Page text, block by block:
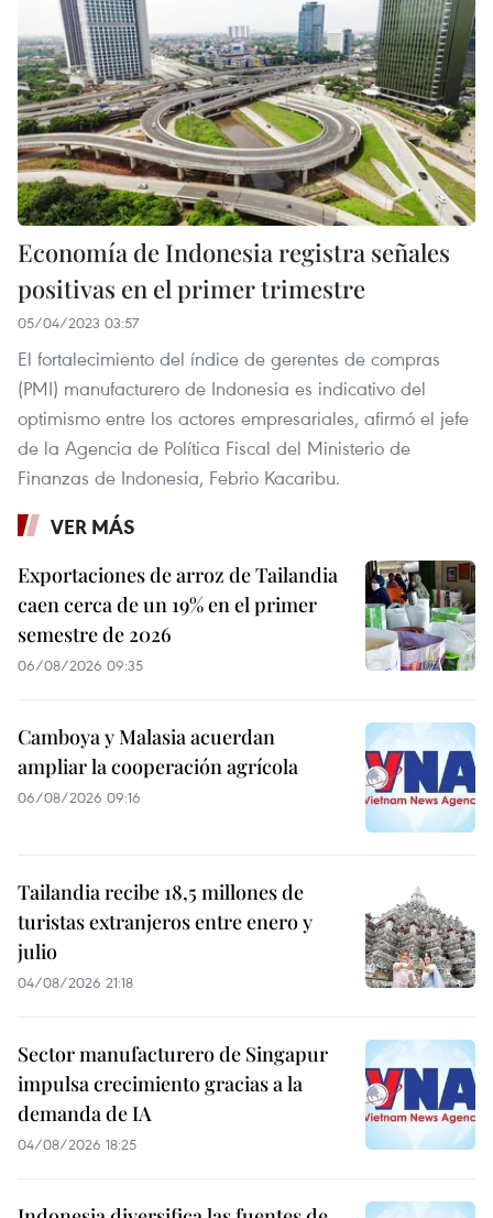
Economía de Indonesia registra señales
positivas en el primer trimestre
05/04/2023 03:57
El fortalecimiento del índice de gerentes de compras
(PMI) manufacturero de Indonesia es indicativo del
optimismo entre los actores empresariales, afirmó el jefe
de la Agencia de Política Fiscal del Ministerio de
Finanzas de Indonesia, Febrio Kacaribu.
VER MÁS
Exportaciones de arroz de Tailandia
caen cerca de un 19% en el primer
semestre de 2026
06/08/2026 09:35
Camboya y Malasia acuerdan
ampliar la cooperación agrícola
06/08/2026 09:16
Tailandia recibe 18,5 millones de
turistas extranjeros entre enero y
julio
04/08/2026 21:18
Sector manufacturero de Singapur
impulsa crecimiento gracias a la
demanda de IA
04/08/2026 18:25